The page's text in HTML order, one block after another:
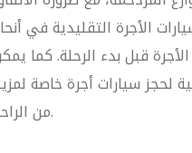
الأجرة التقليدية في
قبل بدء الرحلة. كما
لحجز سيارات أجرة خاصة
من الراحة.